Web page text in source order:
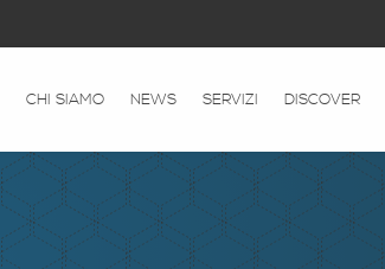
CHI SIAMO NEWS SERVIZI DISCOVER